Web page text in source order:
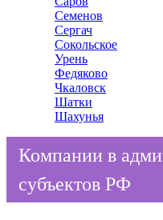
Семенов
Сергач
Сокольское
Урень
Федяково
Чкаловск
Шатки
Шахунья
Компании в
субъектов РФ